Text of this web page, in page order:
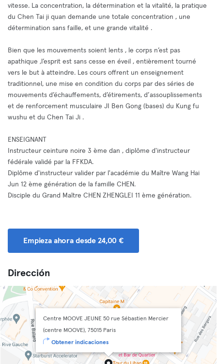
vitesse. La concentration, la détermination et la vitalité, la pratique
du Chen Tai ji quan demande une totale concentration , une
détermination sans faille, et une grande vitalité .
Bien que les mouvements soient lents , le corps n’est pas
apathique ,l’esprit est sans cesse en éveil , entièrement tourné
vers le but à atteindre. Les cours offrent un enseignement
traditionnel, une mise en condition du corps par des séries de
mouvements d’échauffements, d’étirements, d’assouplissements
et de renforcement musculaire JI Ben Gong (bases) du Kung fu
wushu et du Chen Tai Ji .
ENSEIGNANT
Instructeur ceinture noire 3 ème dan , diplôme d'instructeur
fédérale validé par la FFKDA.
Diplôme d'instructeur valider par l'académie du Maître Wang Hai
Jun 12 ème génération de la famille CHEN.
Disciple du Grand Maître CHEN ZHENGLEI 11 ème génération.
Empieza ahora desde 24,00 €
Dirección
Centre MOOVE JEUNE 50 rue Sébastien Mercier
(centre MOOVE), 75015 Paris
Obtener indicaciones